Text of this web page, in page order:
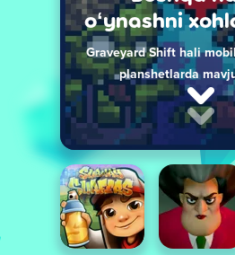
oʻynashni
Graveyard Shift hali
planshetlarda